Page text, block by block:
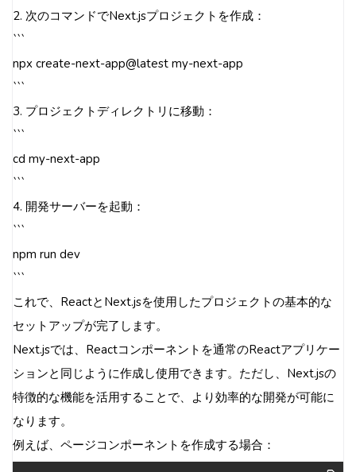
2. 次のコマンドでNext.jsプロジェクトを作成：
```
npx create-next-app@latest my-next-app
```
3. プロジェクトディレクトリに移動：
```
cd my-next-app
```
4. 開発サーバーを起動：
```
npm run dev
```
これで、ReactとNext.jsを使用したプロジェクトの基本的な
セットアップが完了します。
Next.jsでは、Reactコンポーネントを通常のReactアプリケー
ションと同じように作成し使用できます。ただし、Next.jsの
特徴的な機能を活用することで、より効率的な開発が可能に
なります。
例えば、ページコンポーネントを作成する場合：